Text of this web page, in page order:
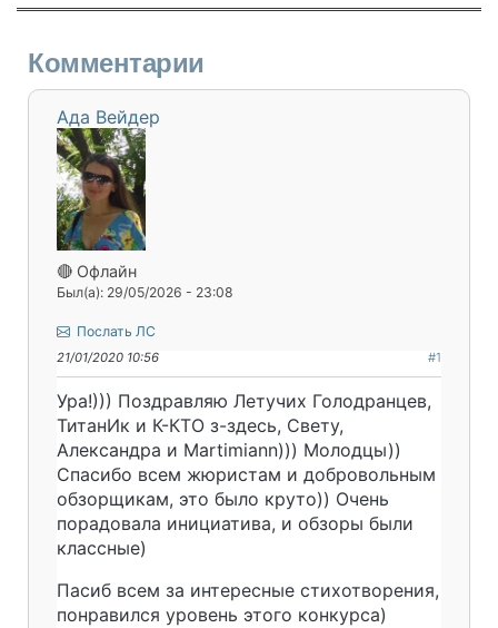
Комментарии
Ада Вейдер
🔴 Офлайн
Был(а): 29/05/2026 - 23:08
Послать ЛС
21/01/2020 10:56 #1
Ура!))) Поздравляю Летучих Голодранцев,
ТитанИк и К-КТО з-здесь, Свету,
Александра и Martimiann))) Молодцы))
Спасибо всем жюристам и добровольным
обзорщикам, это было круто)) Очень
порадовала инициатива, и обзоры были
классные)
Пасиб всем за интересные стихотворения,
понравился уровень этого конкурса)